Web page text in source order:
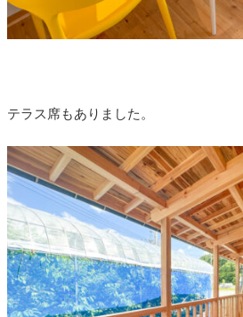
テラス席もありました。